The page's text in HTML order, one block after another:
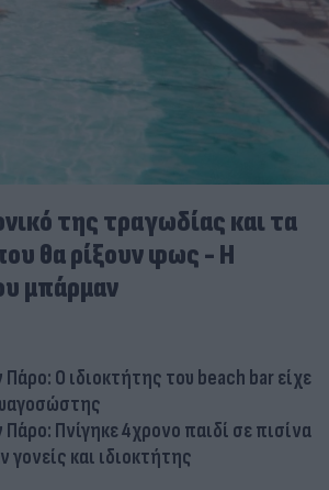
της τραγωδίας και τα
θα ρίξουν φως - Η
μπάρμαν
Ο ιδιοκτήτης του beach bar είχε
Πνίγηκε 4χρονο παιδί σε πισίνα
και ιδιοκτήτης